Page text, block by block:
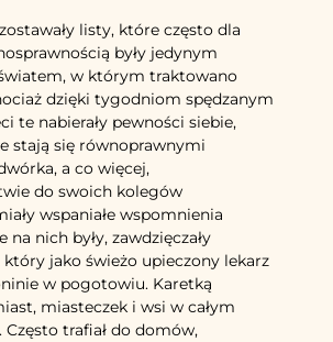
listy, które często dla
były jedynym
w którym traktowano
dzięki tygodniom spędzanym
te nabierały pewności siebie,
stają się równoprawnymi
a co więcej,
do swoich kolegów
wspaniałe wspomnienia
na nich były, zawdzięczały
jako świeżo upieczony lekarz
w pogotowiu. Karetką
miasteczek i wsi w całym
trafiał do domów,